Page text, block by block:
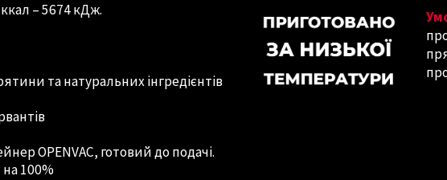
– 5674 кДж.
та натуральних інгредієнтів
OPENVAС, готовий до подачі.
100%